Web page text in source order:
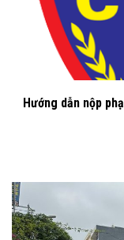
Hướng dẫn nộp